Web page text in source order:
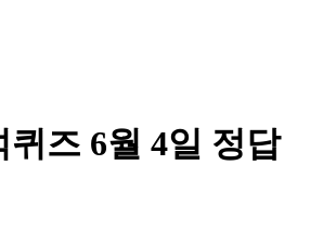
즈 6월 4일 정답